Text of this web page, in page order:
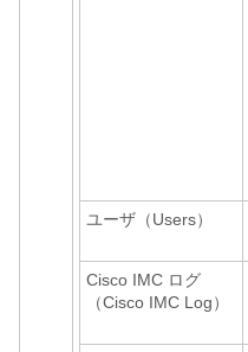
ユーザ（Users）
Cisco IMC ログ
（Cisco IMC Log）